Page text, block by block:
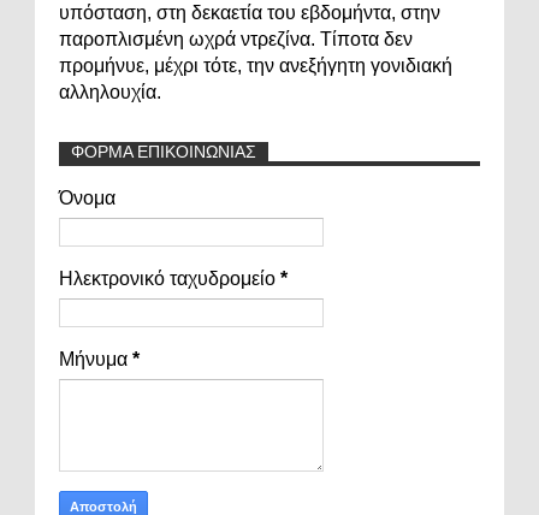
υπόσταση, στη δεκαετία του εβδομήντα, στην
παροπλισμένη ωχρά ντρεζίνα. Τίποτα δεν
προμήνυε, μέχρι τότε, την ανεξήγητη γονιδιακή
αλληλουχία.
ΦΟΡΜΑ ΕΠΙΚΟΙΝΩΝΙΑΣ
Όνομα
Ηλεκτρονικό ταχυδρομείο *
Μήνυμα *